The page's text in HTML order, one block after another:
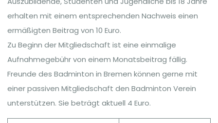
erhalten mit einem entsprechenden Nachweis einen
ermäßigten Beitrag von 10 Euro.
Zu Beginn der Mitgliedschaft ist eine einmalige
Aufnahmegebühr von einem Monatsbeitrag fällig.
Freunde des Badminton in Bremen können gerne mit
einer passiven Mitgliedschaft den Badminton Verein
unterstützen. Sie beträgt aktuell 4 Euro.